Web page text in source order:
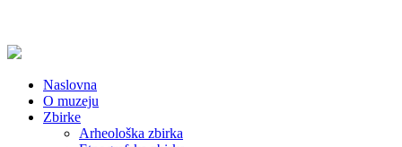
Naslovna
O muzeju
Zbirke
Arheološka zbirka